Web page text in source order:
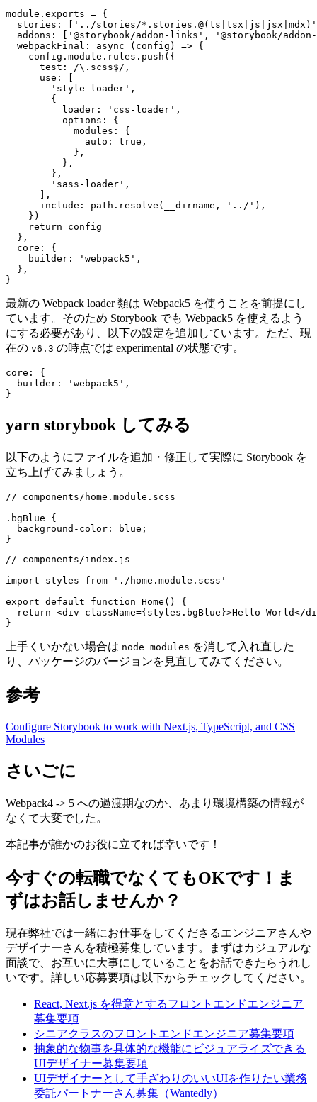
module.exports = {
stories: ['../stories/
addons: ['@storybook/addon-links', '@storybook/
  webpackFinal: async (config) => {
    config.module.rules.push({
      test: /\.scss$/,
      use: [
        'style-loader',
        {
          loader: 'css-loader',
          options: {
            modules: {
              auto: true,
            },
          },
        },
        'sass-loader',
      ],
      include: path.resolve(__dirname, '../'),
    })
    return config
  },
  core: {
    builder: 'webpack5',
  },
}
最新の Webpack loader 類は Webpack5 を使うことを前提にし
ています。そのため Storybook でも Webpack5 を使えるよう
にする必要があり、以下の設定を追加しています。ただ、現
在の v6.3 の時点では experimental の状態です。
core: {
  builder: 'webpack5',
}
yarn storybook してみる
以下のようにファイルを追加・修正して実際に Storybook を
立ち上げてみましょう。
// components/home.module.scss
.bgBlue {
  background-color: blue;
}
// components/index.js
import styles from './home.module.scss'
export default function Home() {
return <div className={styles.bgBlue}>Hello World</
}
上手くいかない場合は node_modules を消して入れ直した
り、パッケージのバージョンを見直してみてください。
参考
Configure Storybook to work with Next.js, TypeScript, and CSS
Modules
さいごに
Webpack4 -> 5 への過渡期なのか、あまり環境構築の情報が
なくて大変でした。
本記事が誰かのお役に立てれば幸いです！
今すぐの転職でなくてもOKです！ま
ずはお話しませんか？
現在弊社では一緒にお仕事をしてくださるエンジニアさんや
デザイナーさんを積極募集しています。まずはカジュアルな
面談で、お互いに大事にしていることをお話できたらうれし
いです。詳しい応募要項は以下からチェックしてください。
React, Next.js を得意とするフロントエンドエンジニア
募集要項
シニアクラスのフロントエンドエンジニア募集要項
抽象的な物事を具体的な機能にビジュアライズできる
UIデザイナー募集要項
UIデザイナーとして手ざわりのいいUIを作りたい業務
委託パートナーさん募集（Wantedly）